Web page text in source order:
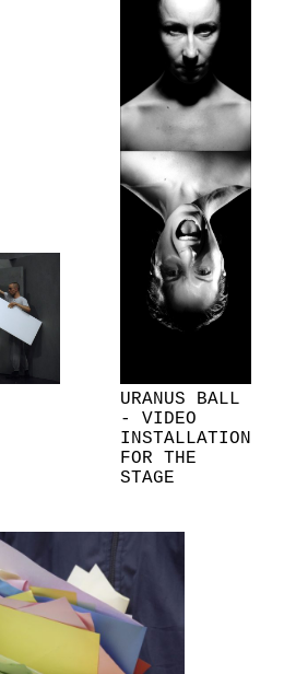
URANUS BALL
- VIDEO
INSTALLATION
FOR THE
STAGE